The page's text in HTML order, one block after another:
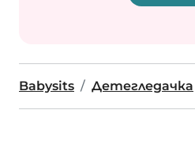
Babysits Детегледачка